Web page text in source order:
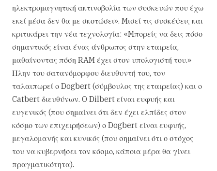
ηλεκτρομαγνητική ακτινοβολία των συσκευών που έχω
εκεί μέσα δεν θα με σκοτώσει». Mισεί τις συσκέψεις και
κριτικάρει την νέα τεχνολογία: «Mπορείς να δεις πόσο
σημαντικός είναι ένας άνθρωπος στην εταιρεία,
μαθαίνοντας πόση RAM έχει στον υπολογιστή του.»
Πλην του σατανόμορφου διευθυντή του, τον
ταλαιπωρεί ο Dogbert (σύμβουλος της εταιρείας) και ο
Catbert διευθύνων. O Dilbert είναι ευφυής και
ευγενικός (που σημαίνει ότι δεν έχει ελπίδες στον
κόσμο των επιχειρήσεων) ο Dogbert είναι ευφυής,
μεγαλομανής και κυνικός (που σημαίνει ότι ο στόχος
του να κυβερνήσει τον κόσμο, κάποια μέρα θα γίνει
πραγματικότητα).